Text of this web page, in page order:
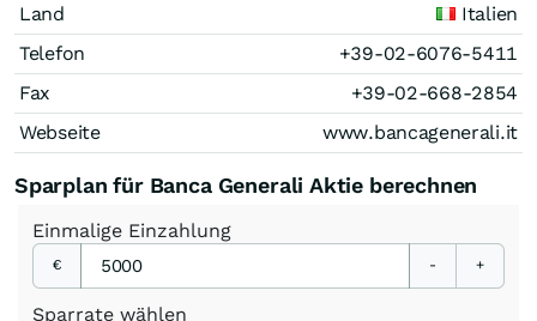
Land
Italien
Telefon
+39-02-6076-5411
Fax
+39-02-668-2854
Webseite
www.bancagenerali.it
Sparplan für Banca Generali Aktie berechnen
Einmalige Einzahlung
€ - +
Sparrate wählen